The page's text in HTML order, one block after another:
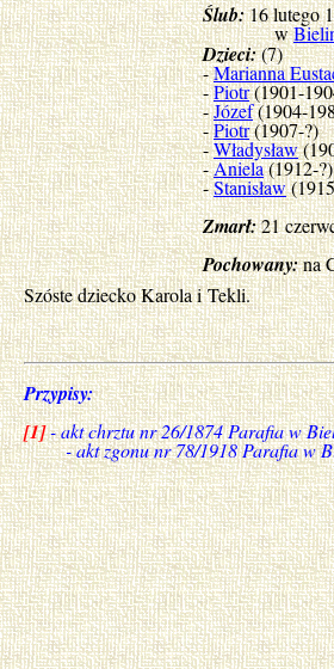
Ślub:16 lutego
w
Dzieci:(7)
-Marianna
-Piotr(1901-
-Józef(1904-
-Piotr(1907-?)
-Władysław
-Aniela(1912-?)
-Stanisław
Zmarł:21
Pochowany:na
Szóste dziecko Karola i Tekli.
Przypisy:
[1]- akt chrztu nr 26/1874 Parafia w
- akt zgonu nr 78/1918 Parafia w